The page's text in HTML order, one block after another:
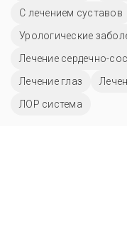
С лечением суставов
Урологические
Лечение сердечно-
Лечение глаз
ЛОР система